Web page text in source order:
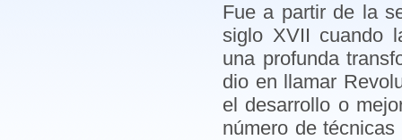
Fue a partir de la
siglo XVII cuando
una profunda
dio en llamar
el desarrollo o
número de